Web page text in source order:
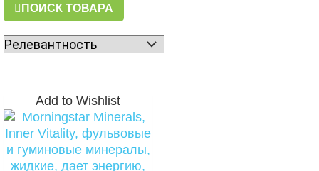
ПОИСК ТОВАРА
Add to Wishlist